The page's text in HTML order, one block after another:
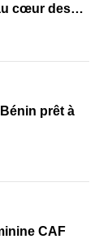
cœur des
prêt à
CAF